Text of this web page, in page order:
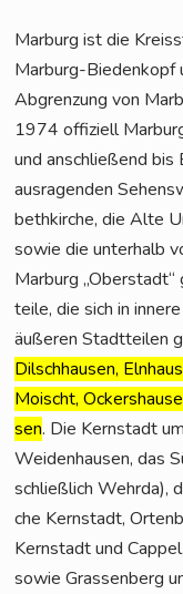
Mar­burg ist die
Mar­burg-Bie­den­kopf
Abgren­zung von
1974 offi­zi­ell
und anschlie­ßend
aus­ra­gen­den
beth­kir­che, die Alte
sowie die unter­halb
Mar­burg „Ober­stadt“
tei­le, die sich in
äuße­ren Stadt­tei­len
Dilsch­hau­sen,
Moischt,
sen. Die Kern­stadt
Wei­den­hau­sen, das
schließ­lich Wehr­da),
che Kern­stadt,
Kern­stadt und
sowie Gras­sen­berg